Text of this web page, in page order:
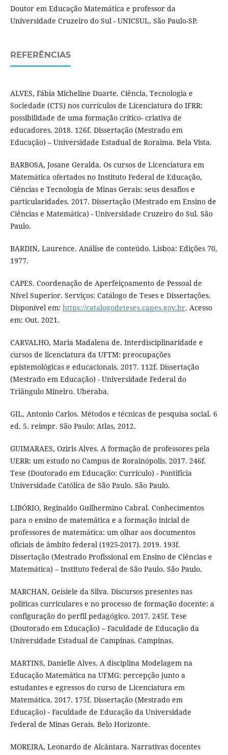
Doutor em Educação Matemática e professor da
Universidade Cruzeiro do Sul - UNICSUL, São Paulo-SP.
REFERÊNCIAS
ALVES, Fábia Micheline Duarte. Ciência, Tecnologia e
Sociedade (CTS) nos currículos de Licenciatura do IFRR:
possibilidade de uma formação crítico- criativa de
educadores. 2018. 126f. Dissertação (Mestrado em
Educação) – Universidade Estadual de Roraima. Bela Vista.
BARBOSA, Josane Geralda. Os cursos de Licenciatura em
Matemática ofertados no Instituto Federal de Educação,
Ciências e Tecnologia de Minas Gerais: seus desafios e
particularidades. 2017. Dissertação (Mestrado em Ensino de
Ciências e Matemática) - Universidade Cruzeiro do Sul. São
Paulo.
BARDIN, Laurence. Análise de conteúdo. Lisboa: Edições 70,
1977.
CAPES. Coordenação de Aperfeiçoamento de Pessoal de
Nível Superior. Serviços: Catálogo de Teses e Dissertações.
Disponível em: https://catalogodeteses.capes.gov.br. Acesso
em: Out. 2021.
CARVALHO, Maria Madalena de. Interdisciplinaridade e
cursos de licenciatura da UFTM: preocupações
epistemológicas e educacionais. 2017. 112f. Dissertação
(Mestrado em Educação) - Universidade Federal do
Triângulo Mineiro. Uberaba.
GIL, Antonio Carlos. Métodos e técnicas de pesquisa social. 6
ed. 5. reimpr. São Paulo: Atlas, 2012.
GUIMARAES, Oziris Alves. A formação de professores pela
UERR: um estudo no Campus de Rorainópolis. 2017. 246f.
Tese (Doutorado em Educação: Currículo) - Pontifícia
Universidade Católica de São Paulo. São Paulo.
LIBÓRIO, Reginaldo Guilhermino Cabral. Conhecimentos
para o ensino de matemática e a formação inicial de
professores de matemática: um olhar aos documentos
oficiais de âmbito federal (1925-2017). 2019. 193f.
Dissertação (Mestrado Profissional em Ensino de Ciências e
Matemática) – Instituto Federal de São Paulo. São Paulo.
MARCHAN, Geisiele da Silva. Discursos presentes nas
políticas curriculares e no processo de formação docente: a
configuração do perfil pedagógico. 2017. 245f. Tese
(Doutorado em Educação) – Faculdade de Educação da
Universidade Estadual de Campinas. Campinas.
MARTINS, Danielle Alves. A disciplina Modelagem na
Educação Matemática na UFMG: percepção junto a
estudantes e egressos do curso de Licenciatura em
Matemática. 2017. 175f. Dissertação (Mestrado em
Educação) - Faculdade de Educação da Universidade
Federal de Minas Gerais. Belo Horizonte.
MOREIRA, Leonardo de Alcântara. Narrativas docentes